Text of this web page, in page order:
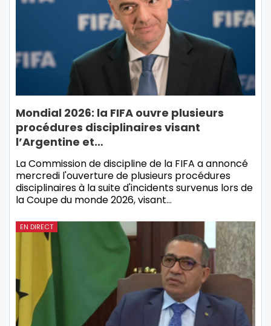
Mondial 2026: la FIFA ouvre plusieurs
procédures disciplinaires visant
l’Argentine et…
La Commission de discipline de la FIFA a annoncé
mercredi l'ouverture de plusieurs procédures
disciplinaires à la suite d'incidents survenus lors de
la Coupe du monde 2026, visant…
EN DIRECT